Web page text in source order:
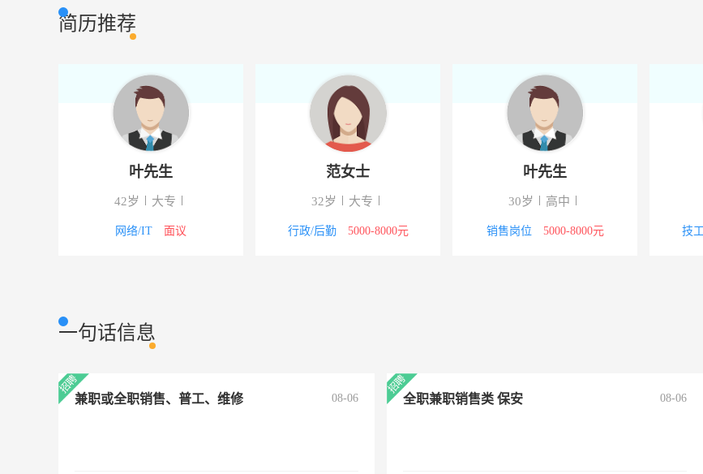
物业管理经理
网络销售 市场营销 武汉方荣投资管理有限公司
储备干部 生产加工 湖北家意粮油科技有限公司
市场营销 湖北八达投资管理有限公司
医疗耗材销售 市场营销 上海零库存医疗供应链管理有限公司 -武汉市武昌区民主路
简历推荐
叶先生
42岁 大专
网络/IT 面议
范女士
32岁 大专
行政/后勤 5000-8000元
叶先生
30岁 高中
销售岗位 5000-8000元 技
一句话信息
兼职或全职销售、普工、维修 08-06 全职兼职销售类 保安 08-06